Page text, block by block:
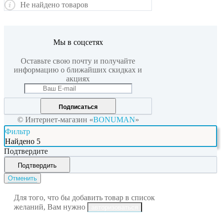
Не найдено товаров
Мы в соцсетях
Оставьте свою почту и получайте
информацию о ближайших скидках и
акциях
Подписаться
© Интернет-магазин «BONUMAN»
Фильтр
Найдено 5
Подтвердите
Подтвердить
Отменить
Для того, что бы добавить товар в список
желаний, Вам нужно